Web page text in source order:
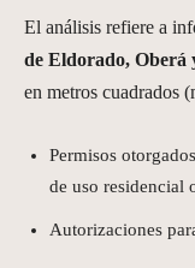
El análisis refiere a
de Eldorado, Oberá
en metros cuadrados
Permisos
de uso residencial
Autorizaciones